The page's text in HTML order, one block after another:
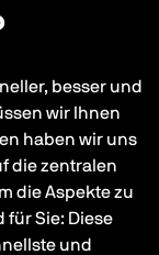
besser und
wir Ihnen
haben wir uns
die zentralen
die Aspekte zu
Sie: Diese
und